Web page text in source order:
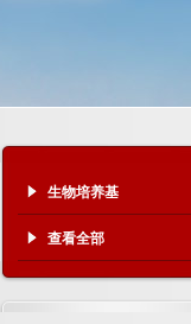
生物培养基
查看全部